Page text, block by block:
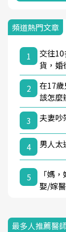
頻道熱門文章
1
交往
貨，婚
2
在17
該怎麼
3
夫妻
4 男人
5
「媽
娶/嫁
最多人推薦醫